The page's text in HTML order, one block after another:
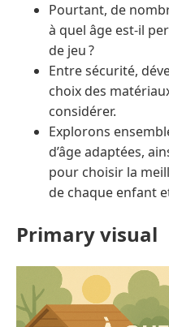
Pourtant, de
à quel âge est-il
de jeu ?
Entre sécurité,
choix des
considérer.
Explorons
d’âge adaptées,
pour choisir la
de chaque enfant
Primary visual